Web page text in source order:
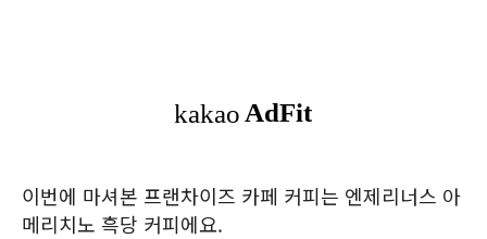
이번에 마셔본 프랜차이즈 카페 커피는 엔제리너스 아
메리치노 흑당 커피에요.